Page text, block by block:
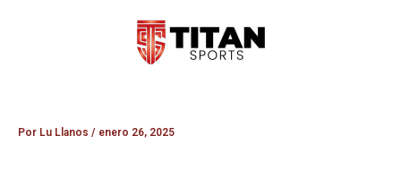
Por Lu Llanos / enero 26, 2025